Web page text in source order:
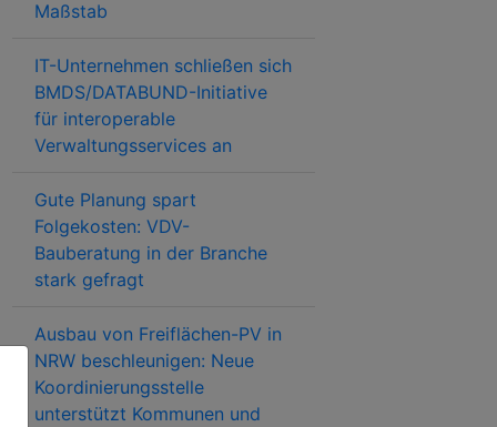
Maßstab
IT-Unternehmen schließen sich
BMDS/DATABUND-Initiative
für interoperable
Verwaltungsservices an
Gute Planung spart
Folgekosten: VDV-
Bauberatung in der Branche
stark gefragt
Ausbau von Freiflächen-PV in
NRW beschleunigen: Neue
Koordinierungsstelle
unterstützt Kommunen und